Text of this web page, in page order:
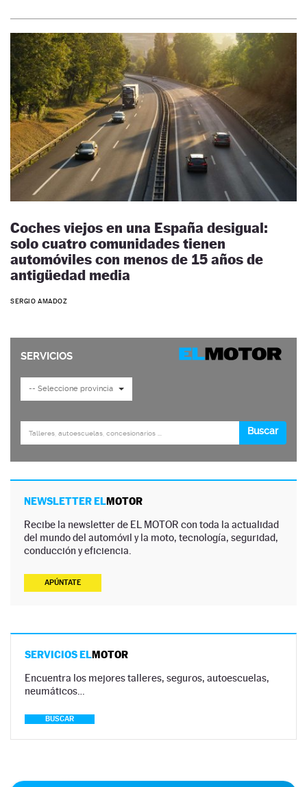
Coches viejos en una España desigual:
solo cuatro comunidades tienen
automóviles con menos de 15 años de
antigüedad media
SERGIO AMADOZ
NEWSLETTER ELMOTOR
Recibe la newsletter de EL MOTOR con toda la actualidad
del mundo del automóvil y la moto, tecnología, seguridad,
conducción y eficiencia.
APÚNTATE
SERVICIOS ELMOTOR
Encuentra los mejores talleres, seguros, autoescuelas,
neumáticos…
BUSCAR